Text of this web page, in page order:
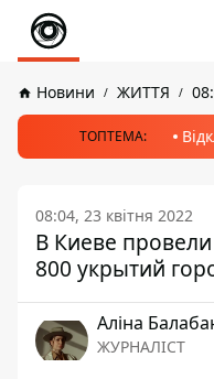
Новини ЖИТТЯ
ТОПТЕМА:
08:04, 23 квітня 2022
В Киеве
800 укрытий
Аліна
ЖУРНАЛІСТ